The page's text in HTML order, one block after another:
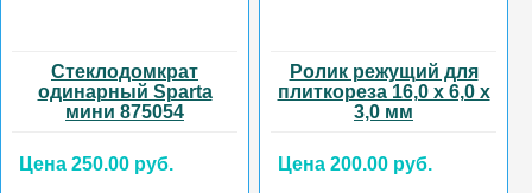
Стеклодомкрат
одинарный Sparta
мини 875054
Цена 250.00 руб.
Ролик режущий для
плиткореза 16,0 х 6,0 х
3,0 мм
Цена 200.00 руб.